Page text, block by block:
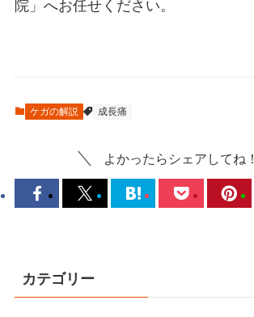
院」へお任せください。
ケガの解説 成長痛
よかったらシェアしてね！
カテゴリー